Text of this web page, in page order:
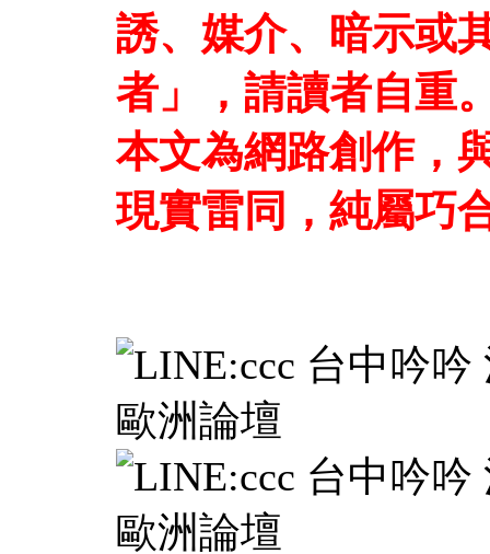
誘、媒介、暗示或
者」，請讀者自重
本文為網路創作，
現實雷同，純屬巧